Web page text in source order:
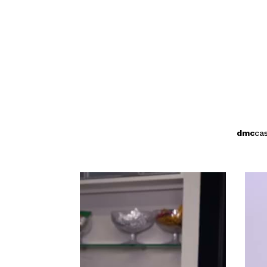
dmc